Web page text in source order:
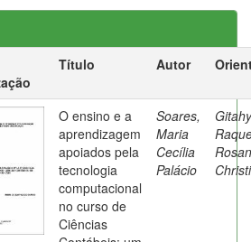
Título Autor
O ensino e a
aprendizagem
apoiados pela
tecnologia
computacional
no curso de
Ciências
Soares,
Maria
Cecília
Palácio
Rosan